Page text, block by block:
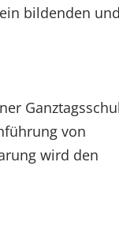
bildenden und
von
wird den